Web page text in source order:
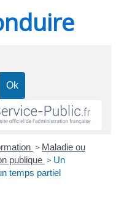
> Maladie ou
publique > Un
temps partiel